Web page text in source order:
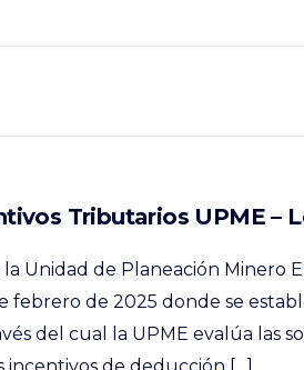
Tributarios UPME –
Unidad de Planeación Minero
febrero de 2025 donde se
del cual la UPME evalúa las